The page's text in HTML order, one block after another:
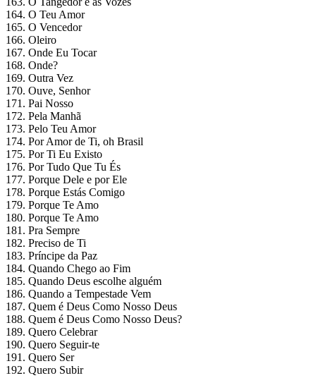
164. O Teu Amor
165. O Vencedor
166. Oleiro
167. Onde Eu Tocar
168. Onde?
169. Outra Vez
170. Ouve, Senhor
171. Pai Nosso
172. Pela Manhã
173. Pelo Teu Amor
174. Por Amor de Ti, oh Brasil
175. Por Ti Eu Existo
176. Por Tudo Que Tu És
177. Porque Dele e por Ele
178. Porque Estás Comigo
179. Porque Te Amo
180. Porque Te Amo
181. Pra Sempre
182. Preciso de Ti
183. Príncipe da Paz
184. Quando Chego ao Fim
185. Quando Deus escolhe alguém
186. Quando a Tempestade Vem
187. Quem é Deus Como Nosso Deus
188. Quem é Deus Como Nosso Deus?
189. Quero Celebrar
190. Quero Seguir-te
191. Quero Ser
192. Quero Subir